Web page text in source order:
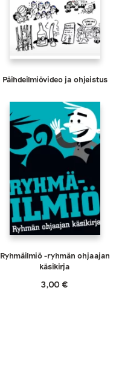
Päihdeilmiövideo ja ohjeistus
Ryhmäilmiö -ryhmän ohjaajan
käsikirja
3,00€